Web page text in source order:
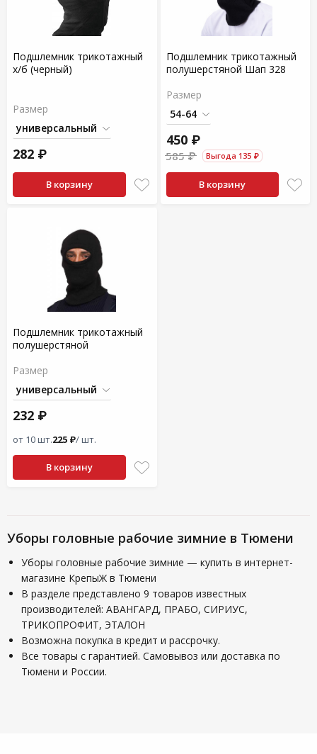
Подшлемник трикотажный
х/б (черный)
Размер
282 ₽
В корзину
Подшлемник трикотажный
полушерстяной Шап 328
Размер
450 ₽
585 ₽ Выгода 135 ₽
В корзину
Подшлемник трикотажный
полушерстяной
Размер
232 ₽
от 10 шт.225 ₽/ шт.
В корзину
Уборы головные рабочие зимние в Тюмени
Уборы головные рабочие зимние — купить в интернет-
магазине КрепыЖ в Тюмени
В разделе представлено 9 товаров известных
производителей: АВАНГАРД, ПРАБО, СИРИУС,
ТРИКОПРОФИТ, ЭТАЛОН
Возможна покупка в кредит и рассрочку.
Все товары с гарантией. Самовывоз или доставка по
Тюмени и России.